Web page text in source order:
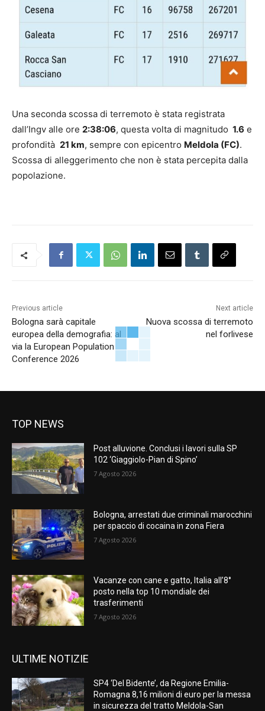
Una seconda scossa di terremoto è stata registrata
dall’Ingv alle ore 2:38:06, questa volta di magnitudo 1.6 e
profondità 21 km, sempre con epicentro Meldola (FC).
Scossa di alleggerimento che non è stata percepita dalla
popolazione.
Previous article
Bologna sarà capitale
europea della demografia: al
via la European Population
Conference 2026
Next article
Nuova scossa di terremoto
nel forlivese
TOP NEWS
Post alluvione. Conclusi i lavori sulla SP
102 ‘Giaggiolo-Pian di Spino’
7 Agosto 2026
Bologna, arrestati due criminali marocchini
per spaccio di cocaina in zona Fiera
7 Agosto 2026
Vacanze con cane e gatto, Italia all’8°
posto nella top 10 mondiale dei
trasferimenti
7 Agosto 2026
ULTIME NOTIZIE
SP4 ‘Del Bidente’, da Regione Emilia-
Romagna 8,16 milioni di euro per la messa
in sicurezza del tratto Meldola-San